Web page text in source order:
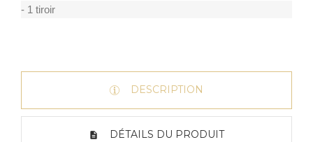
- 1 tiroir
DESCRIPTION
DÉTAILS DU PRODUIT